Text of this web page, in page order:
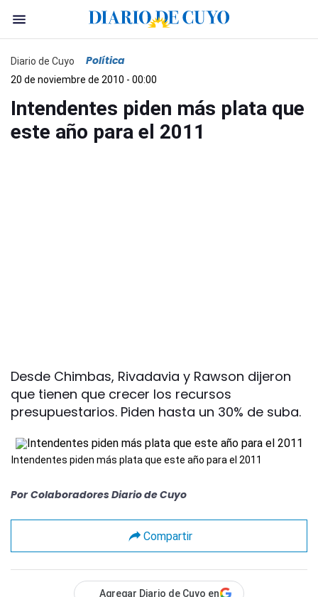
Diario de Cuyo Política
20 de noviembre de 2010 - 00:00
Intendentes piden más plata que
este año para el 2011
Desde Chimbas, Rivadavia y Rawson dijeron
que tienen que crecer los recursos
presupuestarios. Piden hasta un 30% de suba.
Intendentes piden más plata que este año para el 2011
Por Colaboradores Diario de Cuyo
Compartir
Agregar Diario de Cuyo en